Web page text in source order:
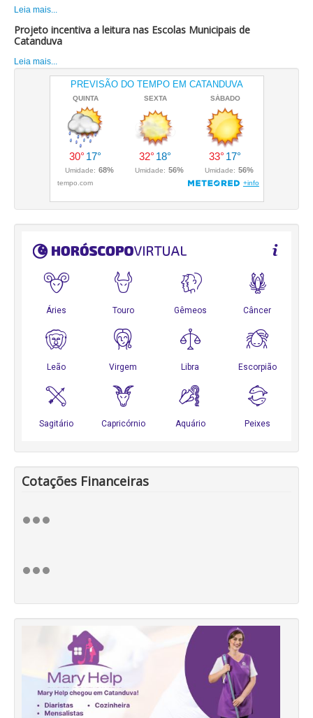
Leia mais...
Projeto incentiva a leitura nas Escolas Municipais de
Catanduva
Leia mais...
Cotações Financeiras